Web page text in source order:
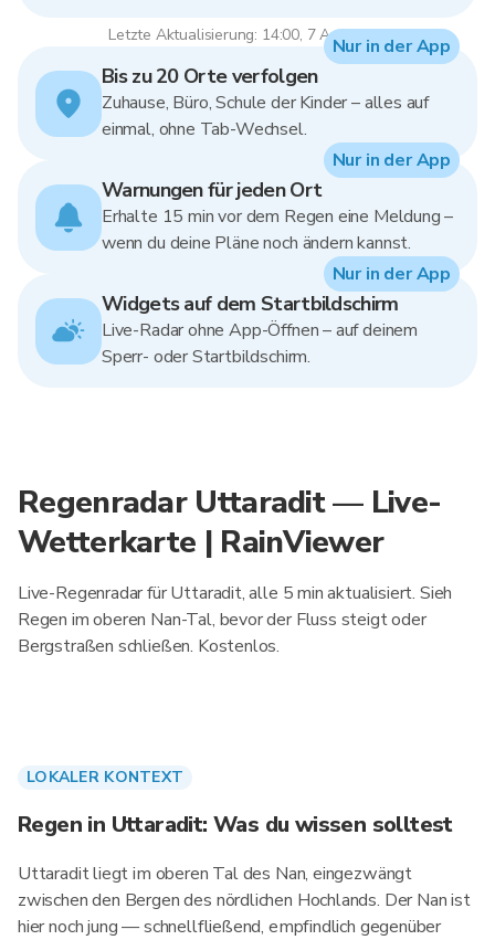
Letzte Aktualisierung: 14:00, 7 Aug 2026
Bis zu 20 Orte verfolgen
Zuhause, Büro, Schule der Kinder – alles auf
einmal, ohne Tab-Wechsel.
Nur in der App
Warnungen für jeden Ort
Erhalte 15 min vor dem Regen eine Meldung –
wenn du deine Pläne noch ändern kannst.
Nur in der App
Widgets auf dem Startbildschirm
Live-Radar ohne App-Öffnen – auf deinem
Sperr- oder Startbildschirm.
Nur in der App
Regenradar Uttaradit — Live-
Wetterkarte | RainViewer
Live-Regenradar für Uttaradit, alle 5 min aktualisiert. Sieh
Regen im oberen Nan-Tal, bevor der Fluss steigt oder
Bergstraßen schließen. Kostenlos.
LOKALER KONTEXT
Regen in Uttaradit: Was du wissen solltest
Uttaradit liegt im oberen Tal des Nan, eingezwängt
zwischen den Bergen des nördlichen Hochlands. Der Nan ist
hier noch jung — schnellfließend, empfindlich gegenüber